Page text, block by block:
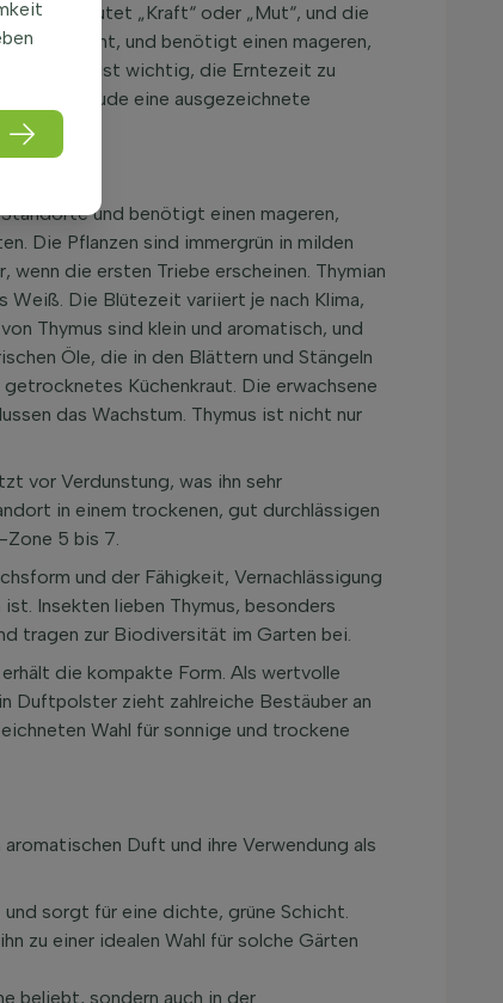
und bedeutet „Kraft“ oder „Mut“, und die
und benötigt einen mageren,
Es ist wichtig, die Erntezeit zu
Kräuterstaude eine ausgezeichnete
und benötigt einen mageren,
Die Pflanzen sind immergrün in milden
die ersten Triebe erscheinen. Thymian
Weiß. Die Blütezeit variiert je nach Klima,
Thymus sind klein und aromatisch, und
Öle, die in den Blättern und Stängeln
Küchenkraut. Die erwachsene
das Wachstum. Thymus ist nicht nur
vor Verdunstung, was ihn sehr
in einem trockenen, gut durchlässigen
Zone 5 bis 7.
und der Fähigkeit, Vernachlässigung
Insekten lieben Thymus, besonders
tragen zur Biodiversität im Garten bei.
die kompakte Form. Als wertvolle
Duftpolster zieht zahlreiche Bestäuber an
Wahl für sonnige und trockene
Duft und ihre Verwendung als
und sorgt für eine dichte, grüne Schicht.
zu einer idealen Wahl für solche Gärten
beliebt, sondern auch in der